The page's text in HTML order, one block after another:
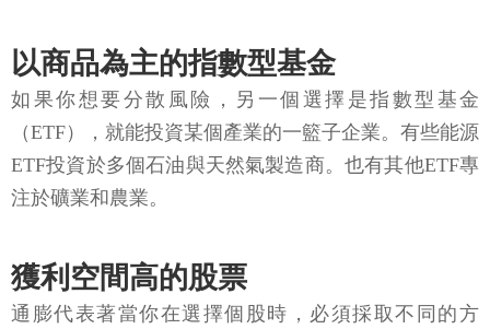
以商品為主的指數型基金
如果你想要分散風險，另一個選擇是指數型基金
（ETF），就能投資某個產業的一籃子企業。有些能源
ETF投資於多個石油與天然氣製造商。也有其他ETF專
注於礦業和農業。
獲利空間高的股票
通膨代表著當你在選擇個股時，必須採取不同的方